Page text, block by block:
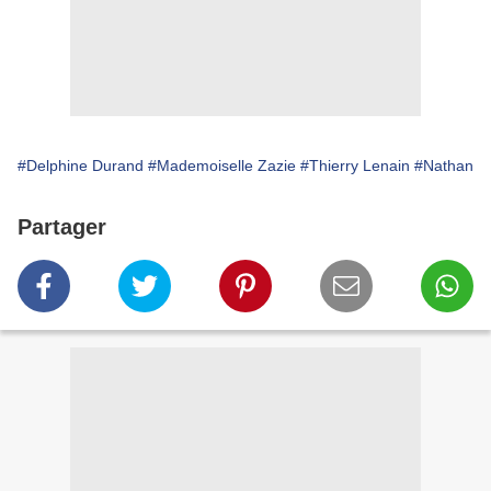
#Delphine Durand #Mademoiselle Zazie #Thierry Lenain #Nathan
Partager